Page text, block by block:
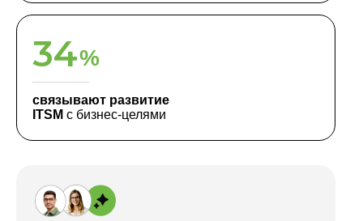
%
34
связывают развитие
ITSM с бизнес-целями